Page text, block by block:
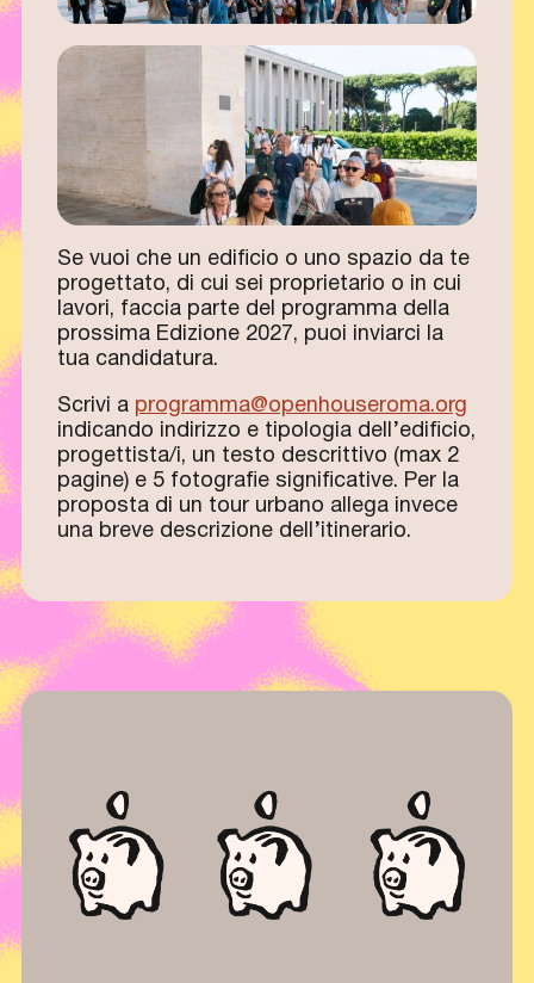
Se vuoi che un edificio o uno spazio da te
progettato, di cui sei proprietario o in cui
lavori, faccia parte del programma della
prossima Edizione 2027, puoi inviarci la
tua candidatura.
Scrivi a programma@openhouseroma.org
indicando indirizzo e tipologia dell’edificio,
progettista/i, un testo descrittivo (max 2
pagine) e 5 fotografie significative. Per la
proposta di un tour urbano allega invece
una breve descrizione dell’itinerario.